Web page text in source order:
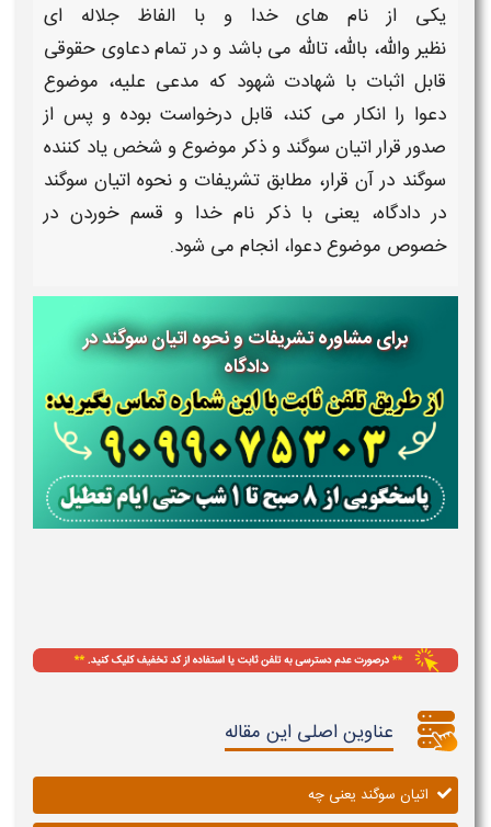
یکی از نام های خدا و با الفاظ جلاله ای
نظیر والله، بالله، تالله می باشد و در تمام دعاوی حقوقی
قابل اثبات با شهادت شهود که مدعی علیه، موضوع
دعوا را انکار می کند، قابل درخواست بوده و پس از
صدور قرار اتیان سوگند و ذکر موضوع و شخص یاد کننده
سوگند در آن قرار، مطابق تشریفات و نحوه اتیان سوگند
در دادگاه، یعنی با ذکر نام خدا و قسم خوردن در
خصوص موضوع دعوا، انجام می شود.
برای مشاوره تشریفات و نحوه اتیان سوگند در
دادگاه
عناوین اصلی این مقاله
اتیان سوگند یعنی چه